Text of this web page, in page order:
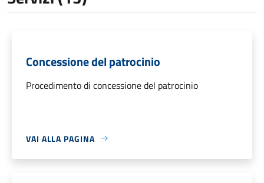
Concessione del patrocinio
Procedimento di concessione del patrocinio
VAI ALLA PAGINA